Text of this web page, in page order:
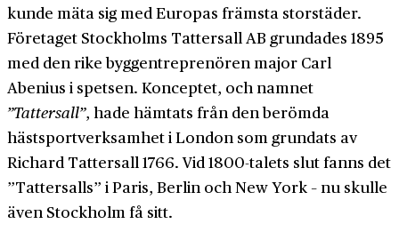
kunde mäta sig med Europas främsta storstäder.
Företaget Stockholms Tattersall AB grundades 1895
med den rike bygg­entreprenören major Carl
Abenius i spetsen. Konceptet, och namnet
”Tattersall”, hade hämtats från den berömda
hästsport­verksamhet i London som grundats av
Richard Tattersall 1766. Vid 1800-talets slut fanns det
”Tattersalls” i Paris, Berlin och New York – nu skulle
även Stockholm få sitt.